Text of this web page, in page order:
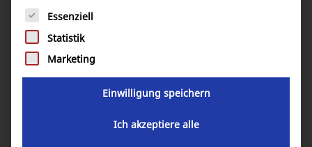
Einphasen Wohnmobilsystem mit
Victron 1600VA
Es folgt eine Liste der Service-Gruppen, für die eine
Essenziell
Statistik
Marketing
Einwilligung speichern
Ich akzeptiere alle